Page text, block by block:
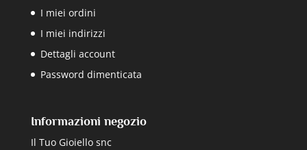
I miei ordini
I miei indirizzi
Dettagli account
Password dimenticata
Informazioni negozio
Il Tuo Gioiello snc